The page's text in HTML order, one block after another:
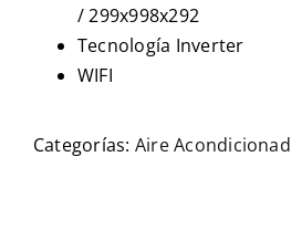
/ 299x998x292
Tecnología Inverter
WIFI
Categorías: Aire